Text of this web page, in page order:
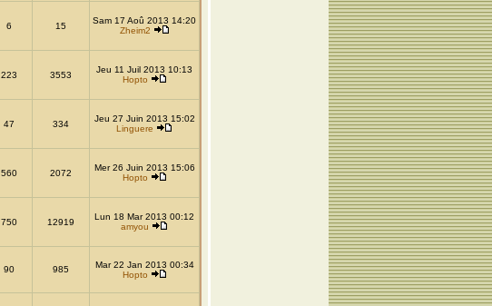
6 15
Sam 17 Aoû 2013 14:20
Zheim2
223 3553
Jeu 11 Juil 2013 10:13
Hopto
47 334
Jeu 27 Juin 2013 15:02
Linguere
560 2072
Mer 26 Juin 2013 15:06
Hopto
750 12919
Lun 18 Mar 2013 00:12
amyou
90 985
Mar 22 Jan 2013 00:34
Hopto